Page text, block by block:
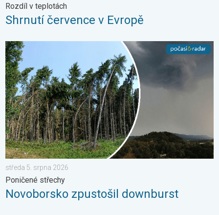
Rozdíl v teplotách
Shrnutí července v Evropě
Novoborsko zpustošil downburst. Poničené střechy. . . středa
středa 5. srpna 2026
Poničené střechy
Novoborsko zpustošil downburst